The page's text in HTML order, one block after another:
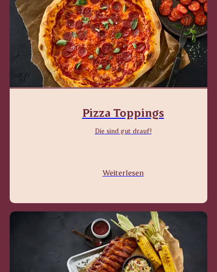
Pizza Toppings
Die sind gut drauf!
Weiterlesen